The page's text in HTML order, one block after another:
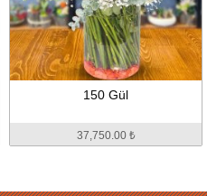
150 Gül
37,750.00 ₺